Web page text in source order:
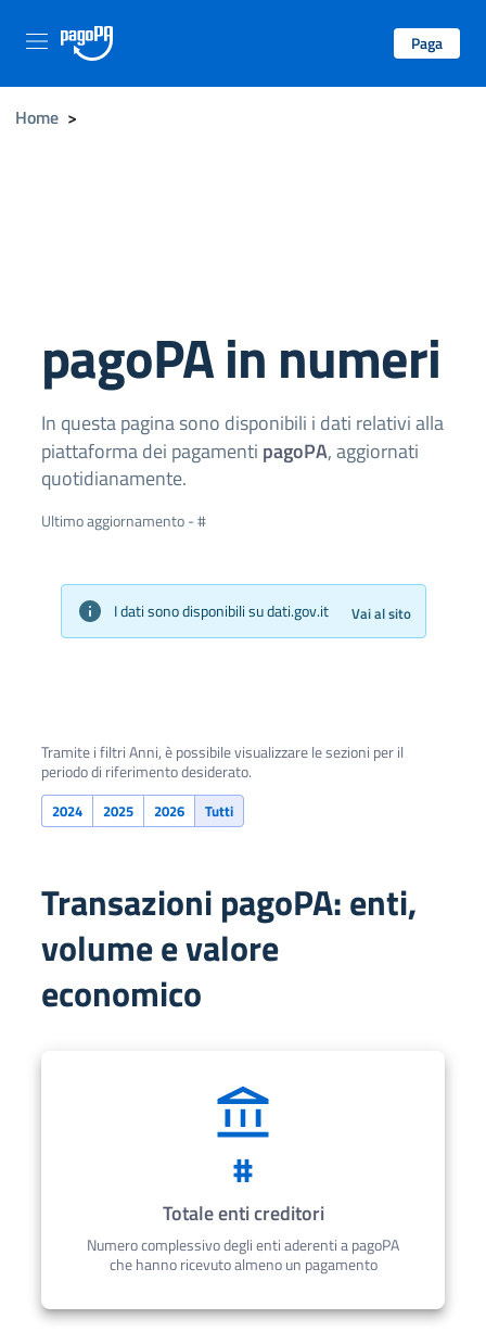
Paga
Home >
pagoPA in numeri
In questa pagina sono disponibili i dati relativi alla
piattaforma dei pagamenti pagoPA, aggiornati
quotidianamente.
Ultimo aggiornamento-#
I dati sono disponibili su dati.gov.it Vai al sito
Tramite i filtri Anni, è possibile visualizzare le sezioni per il
periodo di riferimento desiderato.
screen readers text: Tutti.
2024 2025 2026 Tutti
Transazioni pagoPA: enti,
volume e valore
economico
#
Totale enti creditori
Numero complessivo degli enti aderenti a pagoPA
che hanno ricevuto almeno un pagamento